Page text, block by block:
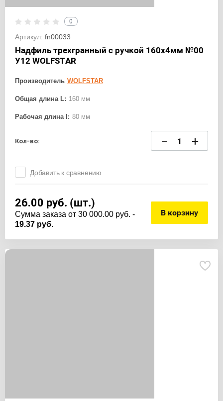
0
Артикул: fn00033
Надфиль трехгранный с ручкой 160х4мм №00
У12 WOLFSTAR
Производитель WOLFSTAR
Общая длина L: 160 мм
Рабочая длина l: 80 мм
Кол-во: − +
Добавить к сравнению
26.00 руб. (шт.)
Cумма заказа от 30 000.00 руб. -
19.37 руб.
В корзину